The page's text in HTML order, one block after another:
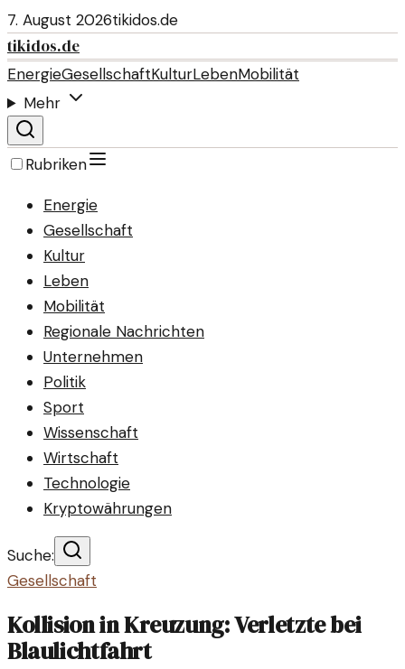
7. August 2026tikidos.de
tikidos.de
EnergieGesellschaftKulturLebenMobilität
Mehr
Rubriken
Energie
Gesellschaft
Kultur
Leben
Mobilität
Regionale Nachrichten
Unternehmen
Politik
Sport
Wissenschaft
Wirtschaft
Technologie
Kryptowährungen
Suche:
Gesellschaft
Kollision in Kreuzung: Verletzte bei
Blaulichtfahrt